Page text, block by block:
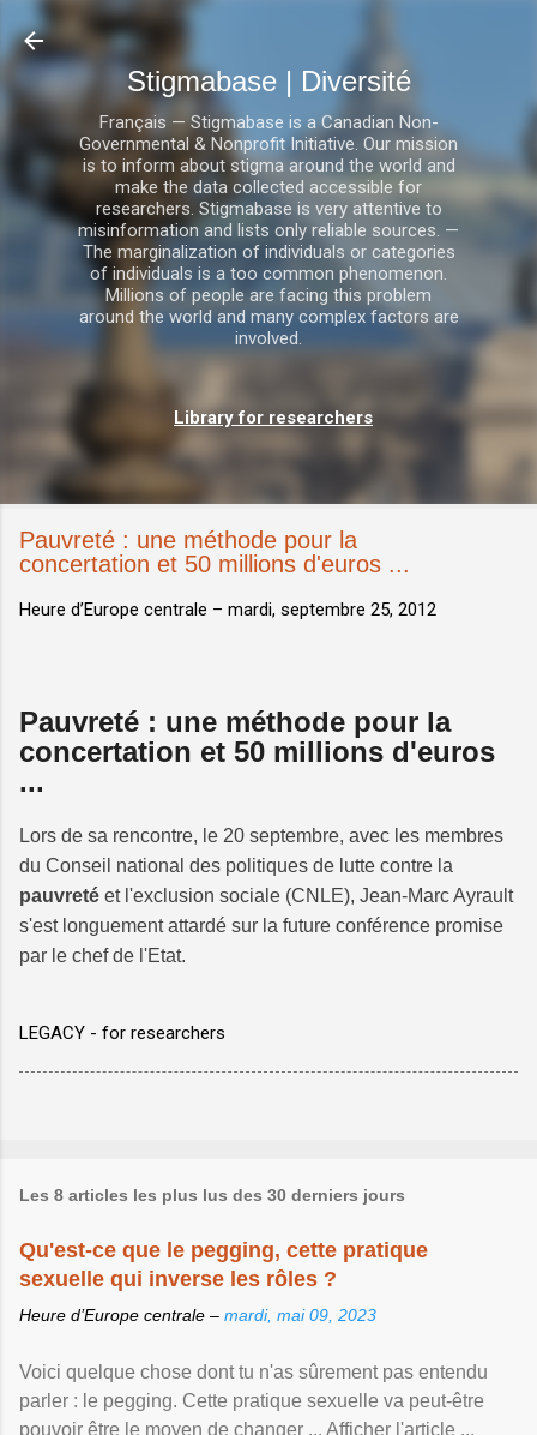
Stigmabase | Diversité
Français — Stigmabase is a Canadian Non-
Governmental & Nonprofit Initiative. Our mission
is to inform about stigma around the world and
make the data collected accessible for
researchers. Stigmabase is very attentive to
misinformation and lists only reliable sources. —
The marginalization of individuals or categories
of individuals is a too common phenomenon.
Millions of people are facing this problem
around the world and many complex factors are
involved.
Library for researchers
Pauvreté : une méthode pour la
concertation et 50 millions d'euros ...
Heure d’Europe centrale – mardi, septembre 25, 2012
Pauvreté : une méthode pour la
concertation et 50 millions d'euros
...
Lors de sa rencontre, le 20 septembre, avec les membres
du Conseil national des politiques de lutte contre la
pauvreté et l'exclusion sociale (CNLE), Jean-Marc Ayrault
s'est longuement attardé sur la future conférence promise
par le chef de l'Etat.
LEGACY - for researchers
Les 8 articles les plus lus des 30 derniers jours
Qu'est-ce que le pegging, cette pratique
sexuelle qui inverse les rôles ?
Heure d’Europe centrale – mardi, mai 09, 2023
Voici quelque chose dont tu n'as sûrement pas entendu
parler : le pegging. Cette pratique sexuelle va peut-être
pouvoir être le moyen de changer ... Afficher l'article ...